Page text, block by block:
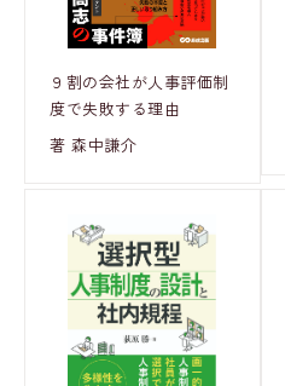
９割の会社が人事評価制
度で失敗する理由
著 森中謙介